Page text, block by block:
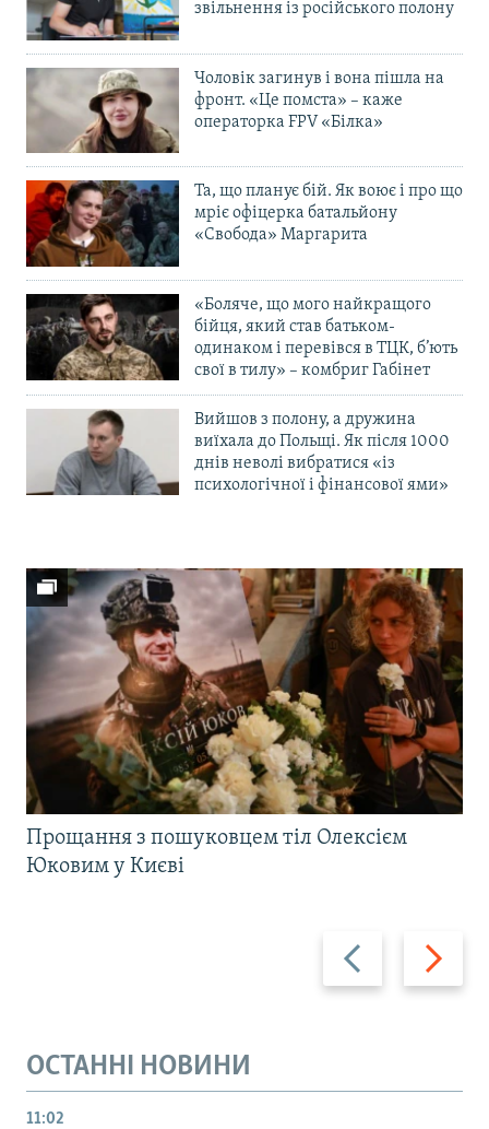
звільнення із російського полону
Чоловік загинув і вона пішла на
фронт. «Це помста» – каже
операторка FPV «Білка»
Та, що планує бій. Як воює і про що
мріє офіцерка батальйону
«Свобода» Маргарита
«Боляче, що мого найкращого
бійця, який став батьком-
одинаком і перевівся в ТЦК, б’ють
свої в тилу» – комбриг Габінет
Вийшов з полону, а дружина
виїхала до Польщі. Як після 1000
днів неволі вибратися «із
психологічної і фінансової ями»
Назад Вперед
Прощання з пошуковцем тіл Олексієм
Юковим у Києві
ОСТАННІ НОВИНИ
11:02